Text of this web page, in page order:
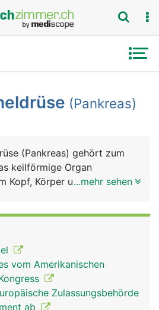
(Pankreas)
(Pankreas) gehört zum
keilförmige Organ
Kopf, Körper und Schwanz,
den
in den Zwölffingerdarm
enthält verschiedene
der Nahrungsbestandteile
...mehr sehen
vom Amerikanischen
Zulassungsbehörde
ab